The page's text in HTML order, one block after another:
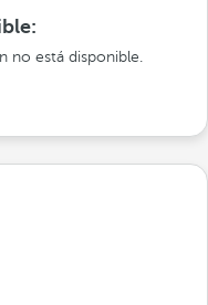
no está disponible.